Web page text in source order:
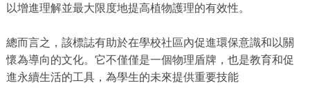
以增進理解並最大限度地提高植物護理的有效性。
總而言之，該標誌有助於在學校社區內促進環保意識和以關
懷為導向的文化。它不僅僅是一個物理盾牌，也是教育和促
進永續生活的工具，為學生的未來提供重要技能